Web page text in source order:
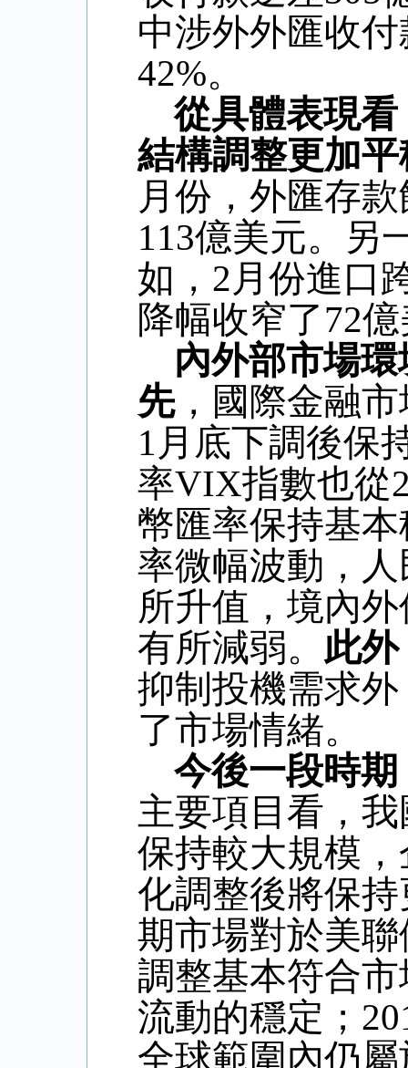
中涉外外匯收
42%。
從具體表現
結構調整更加
月份，外匯存
113億美元。另
如， 2月份進口
降幅收窄了72
內外部市場
先，國際金融
1 月底下調後保
率VIX指數也從
幣匯率保持基
率微幅波動，
所升值，境內
有所減弱。 此外
抑制投機需求
了市場情緒。
今後一段時
主要項目看，
保持較大規模
化調整後將保
期市場對於美
調整基本符合
流動的穩定；
全球範圍內仍